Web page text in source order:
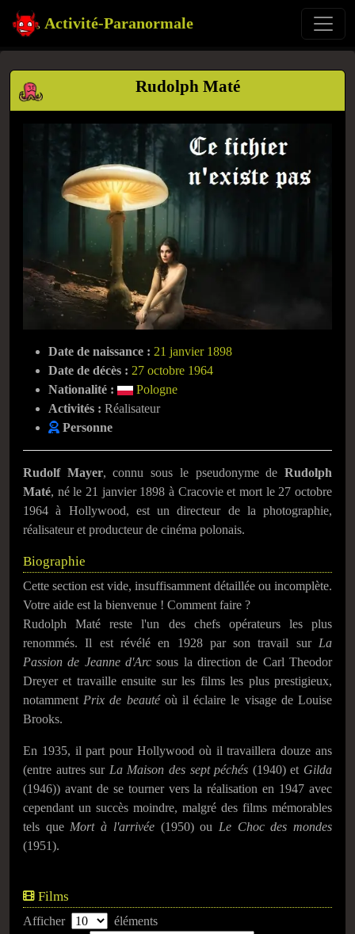
Activité-Paranormale
Rudolph Maté
Date de naissance : 21 janvier 1898
Date de décès : 27 octobre 1964
Nationalité :
Pologne
Activités : Réalisateur
Personne
Rudolf Mayer, connu sous le pseudonyme deRudolph
Maté, né le 21 janvier 1898 à Cracovie et mort le 27 octobre
1964 à Hollywood, est un directeur de la photographie,
réalisateur et producteur de cinéma polonais.
Biographie
Cette section est vide, insuffisamment détaillée ou incomplète.
Votre aide est la bienvenue ! Comment faire ?
Rudolph Maté reste l'un des chefs opérateurs les plus
renommés. Il est révélé en 1928 par son travail sur La
Passion de Jeanne d'Arc sous la direction de Carl Theodor
Dreyer et travaille ensuite sur les films les plus prestigieux,
notamment Prix de beautéoù il éclaire le visage de Louise
Brooks.
En 1935, il part pour Hollywood où il travaillera douze ans
(entre autres sur La Maison des sept péchés (1940) et Gilda
(1946)) avant de se tourner vers la réalisation en 1947 avec
cependant un succès moindre, malgré des films mémorables
tels que Mort à l'arrivée(1950) ou Le Choc des mondes
(1951).
Films
Afficher
éléments